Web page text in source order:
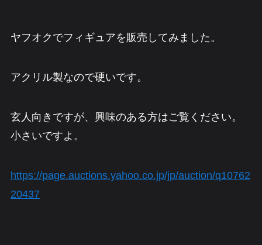
ヤフオクでフィギュアを販売してみました。
アクリル製なので硬いです。
玄人向きですが、興味のある方はご覧ください。
小さいですよ。
https://page.auctions.yahoo.co.jp/jp/auction/q10762
20437